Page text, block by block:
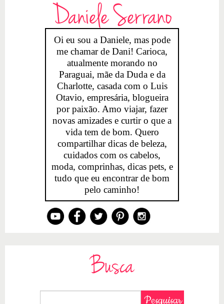
Daniele Serrano
Oi eu sou a Daniele, mas pode
me chamar de Dani! Carioca,
atualmente morando no
Paraguai, mãe da Duda e da
Charlotte, casada com o Luis
Otavio, empresária, blogueira
por paixão. Amo viajar, fazer
novas amizades e curtir o que a
vida tem de bom. Quero
compartilhar dicas de beleza,
cuidados com os cabelos,
moda, comprinhas, dicas pets, e
tudo que eu encontrar de bom
pelo caminho!
Busca